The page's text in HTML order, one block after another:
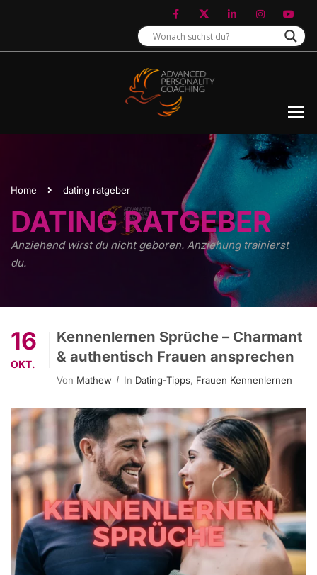
Home dating ratgeber
DATING RATGEBER
Anziehend wirst du nicht geboren. Anziehung trainierst
du.
16
OKT.
Kennenlernen Sprüche – Charmant
& authentisch Frauen ansprechen
Von Mathew In Dating-Tipps, Frauen Kennenlernen